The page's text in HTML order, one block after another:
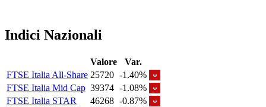
Indici Nazionali
Valore
Var.
FTSE Italia All-Share 25720 -1.40%
FTSE Italia Mid Cap 39374 -1.08%
FTSE Italia STAR
46268 -0.87%